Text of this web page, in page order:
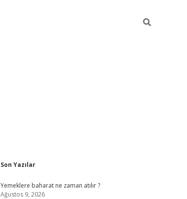
Sidebar
Son Yazılar
Yemeklere baharat ne zaman atılır ?
Ağustos 9, 2026